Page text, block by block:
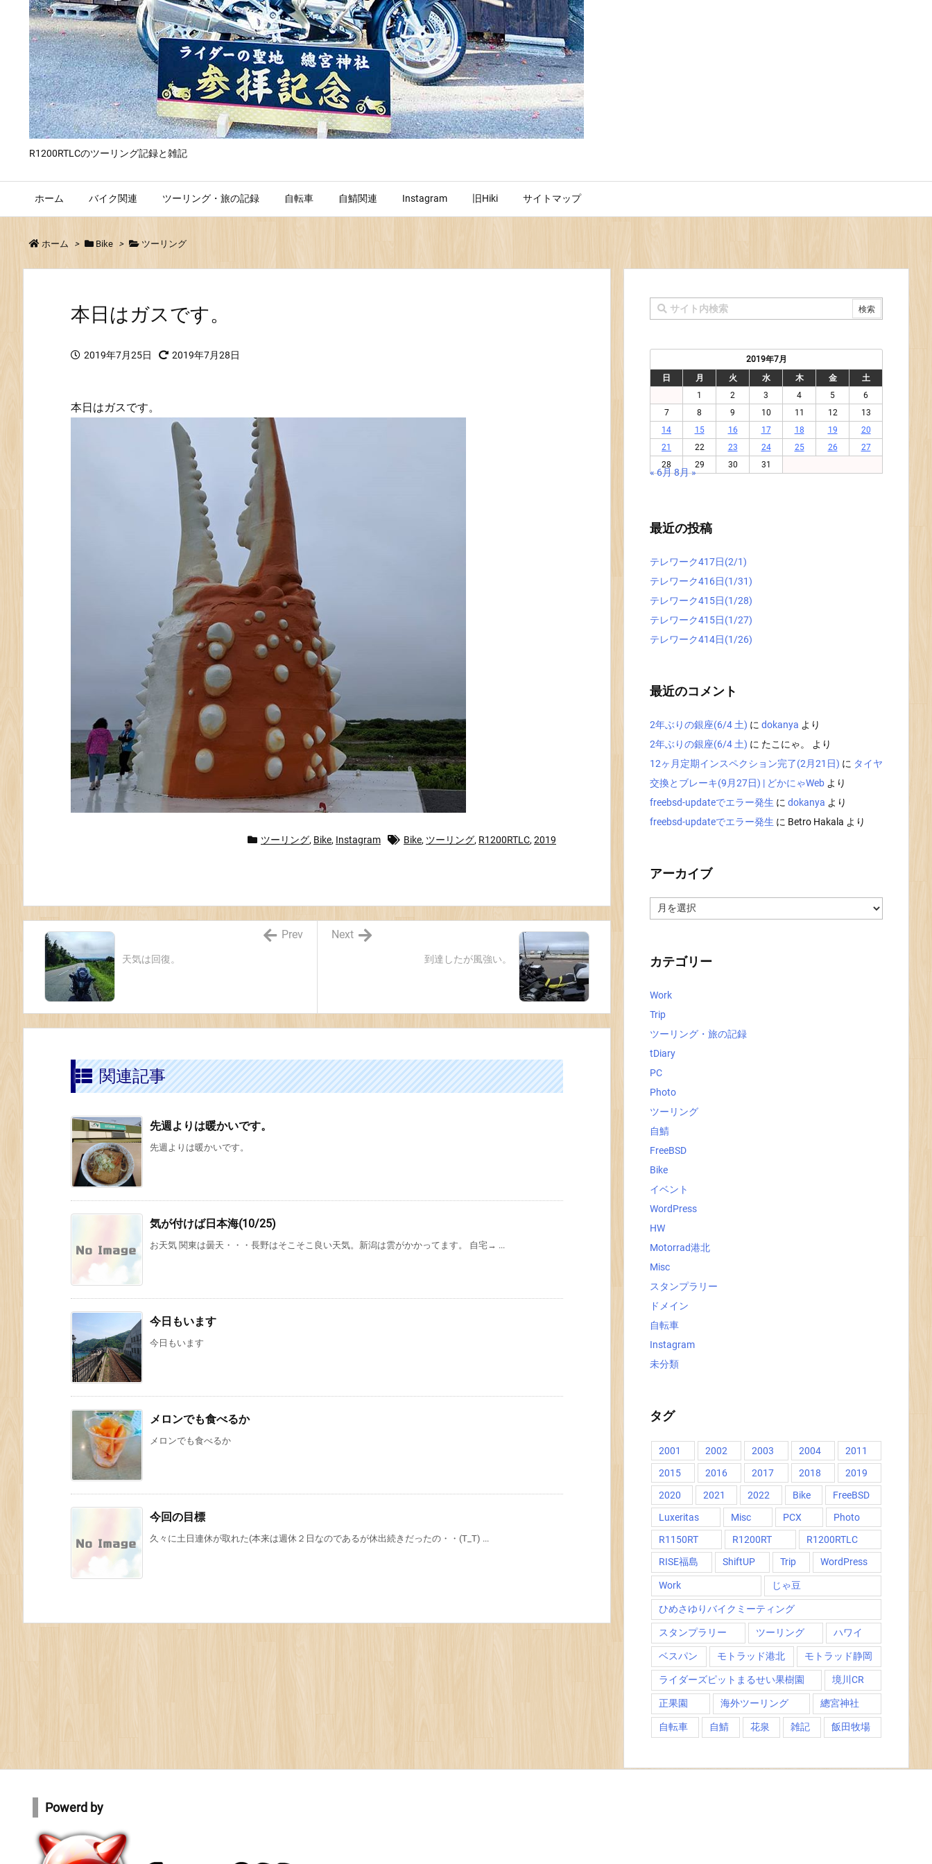
R1200RTLCのツーリング記録と雑記
ホーム バイク関連 ツーリング・旅の記録 自転車 自鯖関連 Instagram 旧Hiki サイトマップ
ホーム > Bike > ツーリング
本日はガスです。
2019年7月25日 2019年7月28日
本日はガスです。
ツーリング, Bike, Instagram Bike, ツーリング, R1200RTLC, 2019
到達したが風強い。
Next
天気は回復。
Prev
関連記事
先週よりは暖かいです。
先週よりは暖かいです。
気が付けば日本海(10/25)
お天気 関東は曇天・・・長野はそこそこ良い天気。新潟は雲がかかってます。 自宅→ ...
今日もいます
今日もいます
メロンでも食べるか
メロンでも食べるか
今回の目標
久々に土日連休が取れた(本来は週休２日なのであるが休出続きだったの・・(T_T) ...
2019年7月
日
月 火 水 木 金
土
1
2 3 4 5
6
7
8 9 10 11 12
13
14
15 16 17 18 19
20
21
22 23 24 25 26
27
28
29 30 31
« 6月8月 »
最近の投稿
テレワーク417日(2/1)
テレワーク416日(1/31)
テレワーク415日(1/28)
テレワーク415日(1/27)
テレワーク414日(1/26)
最近のコメント
2年ぶりの銀座(6/4 土) に dokanya より
2年ぶりの銀座(6/4 土) に たこにゃ。
より
12ヶ月定期インスペクション完了(2月21日) に タイヤ
交換とブレーキ(9月27日) | どかにゃWeb より
freebsd-updateでエラー発生 に dokanya より
freebsd-updateでエラー発生 に Betro Hakala より
アーカイブ
ー
カテゴリー
Work
Trip
ツーリング・旅の記録
tDiary
PC
Photo
ツーリング
自鯖
FreeBSD
Bike
イベント
WordPress
HW
Motorrad港北
Misc
スタンプラリー
ドメイン
自転車
Instagram
未分類
タグ
2001 2002 2003 2004
2011
2015
2016 2017 2018
2019
2020
2021 2022 Bike
FreeBSD
Luxeritas
Misc PCX
Photo
R1150RT
R1200RT
R1200RTLC
RISE福島
ShiftUP Trip WordPress
Work じゃ豆
ひめさゆりバイクミーティング
スタンプラリー ツーリング ハワイ
ベスパン モトラッド港北 モトラッド静岡
ライダーズピットまるせい果樹園 境川CR
正果園 海外ツーリング 總宮神社
自転車 自鯖 花泉 雑記 飯田牧場
Powerd by